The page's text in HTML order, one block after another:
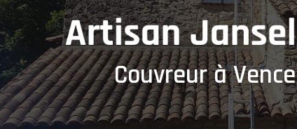
Couvreur à Vence